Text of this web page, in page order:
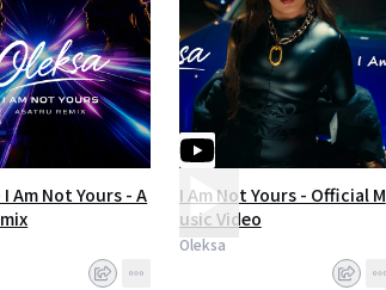
Am Not Yours - A
I Am Not Yours - Official M
usic Video
Oleksa